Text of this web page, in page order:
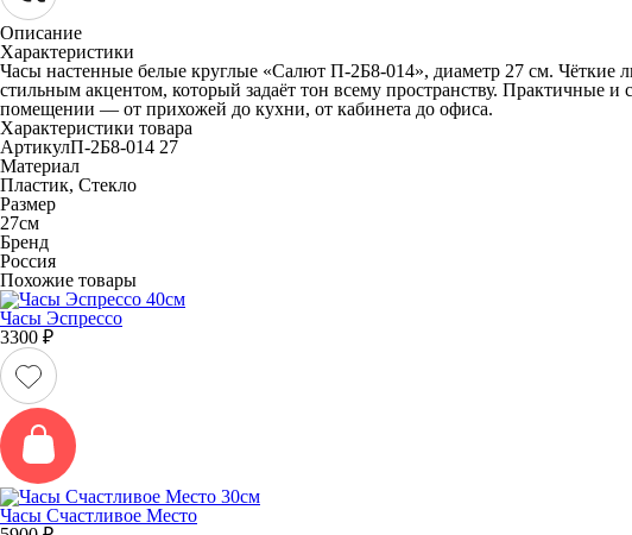
Описание
Характеристики
Часы настенные белые круглые «Салют П‑2Б8‑014», диаметр 27 см.
стильным акцентом, который задаёт тон всему пространству. Практичные
помещении — от прихожей до кухни, от кабинета до офиса.
Характеристики товара
АртикулП-2Б8-014 27
Материал
Пластик, Стекло
Размер
27см
Бренд
Россия
Похожие товары
Часы Эспрессо
3300 ₽
Часы Счастливое Место